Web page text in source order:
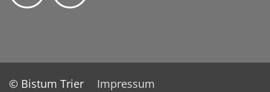
© Bistum Trier
Impressum